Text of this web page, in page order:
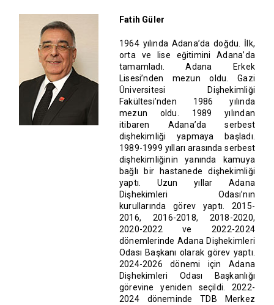
Fatih Güler
1964 yılında Adana’da doğdu. İlk,
orta ve lise eğitimini Adana’da
tamamladı. Adana Erkek
Lisesi’nden mezun oldu. Gazi
Üniversitesi Dişhekimliği
Fakültesi’nden 1986 yılında
mezun oldu. 1989 yılından
itibaren Adana’da serbest
dişhekimliği yapmaya başladı.
1989-1999 yılları arasında serbest
dişhekimliğinin yanında kamuya
bağlı bir hastanede dişhekimliği
yaptı. Uzun yıllar Adana
Dişhekimleri Odası’nın
kurullarında görev yaptı. 2015-
2016, 2016-2018, 2018-2020,
2020-2022 ve 2022-2024
dönemlerinde Adana Dişhekimleri
Odası Başkanı olarak görev yaptı.
2024-2026 dönemi için Adana
Dişhekimleri Odası Başkanlığı
görevine yeniden seçildi. 2022-
2024 döneminde TDB Merkez